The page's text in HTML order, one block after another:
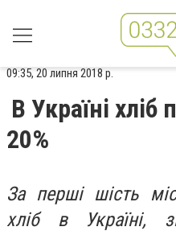
09:35, 20 липня 2018 р.
В Україні
20%
За перші шість
хліб в Україні,